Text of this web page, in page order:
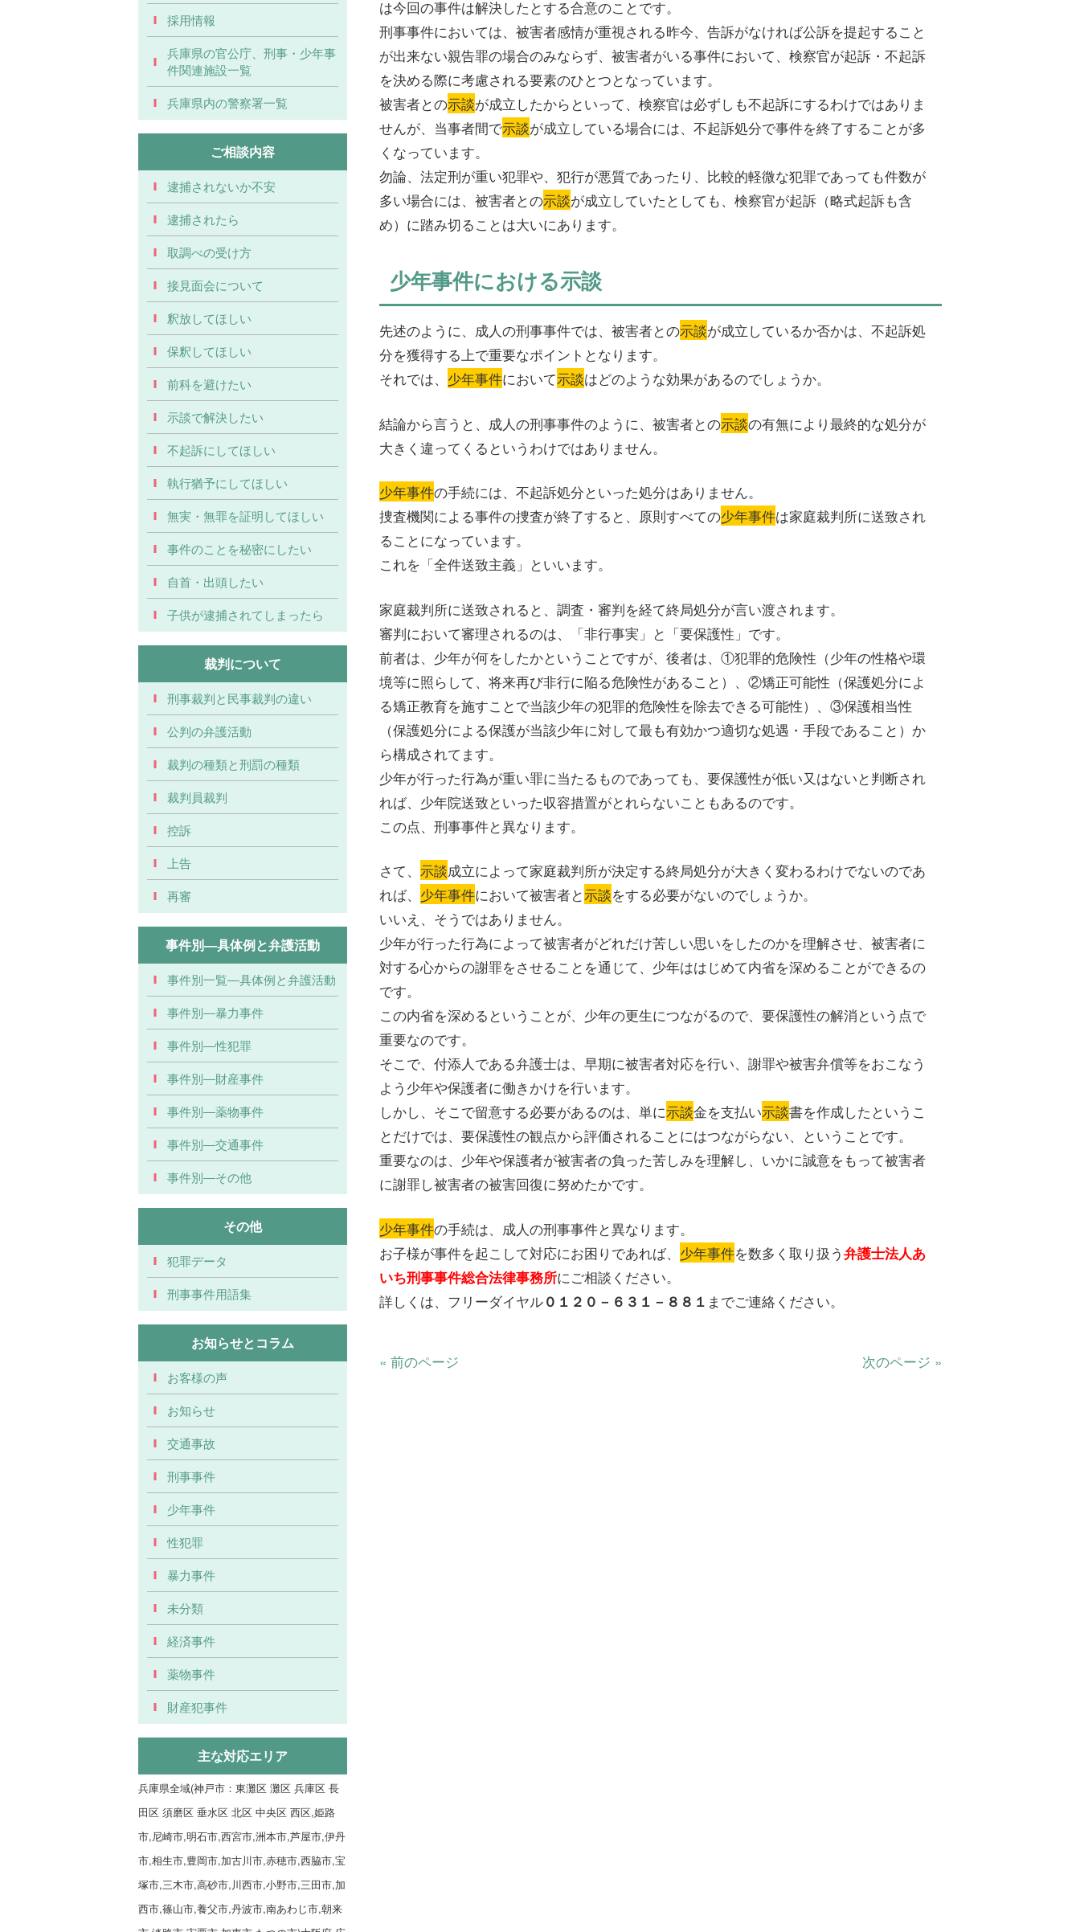
は今回の事件は解決したとする合意のことです。
刑事事件においては、被害者感情が重視される昨今、告訴がなければ公訴を提起すること
が出来ない親告罪の場合のみならず、被害者がいる事件において、検察官が起訴・不起訴
を決める際に考慮される要素のひとつとなっています。
被害者との示談が成立したからといって、検察官は必ずしも不起訴にするわけではありま
せんが、当事者間で示談が成立している場合には、不起訴処分で事件を終了することが多
くなっています。
勿論、法定刑が重い犯罪や、犯行が悪質であったり、比較的軽微な犯罪であっても件数が
多い場合には、被害者との示談が成立していたとしても、検察官が起訴（略式起訴も含
め）に踏み切ることは大いにあります。
少年事件における示談
先述のように、成人の刑事事件では、被害者との示談が成立しているか否かは、不起訴処
分を獲得する上で重要なポイントとなります。
それでは、 少年事件において示談はどのような効果があるのでしょうか。
結論から言うと、成人の刑事事件のように、被害者との示談の有無により最終的な処分が
大きく違ってくるというわけではありません。
少年事件の手続には、不起訴処分といった処分はありません。
捜査機関による事件の捜査が終了すると、原則すべての少年事件は家庭裁判所に送致され
ることになっています。
これを「全件送致主義」といいます。
家庭裁判所に送致されると、調査・審判を経て終局処分が言い渡されます。
審判において審理されるのは、「非行事実」と「要保護性」です。
前者は、少年が何をしたかということですが、後者は、①犯罪的危険性（少年の性格や環
境等に照らして、将来再び非行に陥る危険性があること）、②矯正可能性（保護処分によ
る矯正教育を施すことで当該少年の犯罪的危険性を除去できる可能性）、③保護相当性
（保護処分による保護が当該少年に対して最も有効かつ適切な処遇・手段であること）か
ら構成されてます。
少年が行った行為が重い罪に当たるものであっても、要保護性が低い又はないと判断され
れば、少年院送致といった収容措置がとれらないこともあるのです。
この点、刑事事件と異なります。
さて、 示談成立によって家庭裁判所が決定する終局処分が大きく変わるわけでないのであ
れば、 少年事件において被害者と示談をする必要がないのでしょうか。
いいえ、そうではありません。
少年が行った行為によって被害者がどれだけ苦しい思いをしたのかを理解させ、被害者に
対する心からの謝罪をさせることを通じて、少年ははじめて内省を深めることができるの
です。
この内省を深めるということが、少年の更生につながるので、要保護性の解消という点で
重要なのです。
そこで、付添人である弁護士は、早期に被害者対応を行い、謝罪や被害弁償等をおこなう
よう少年や保護者に働きかけを行います。
しかし、そこで留意する必要があるのは、単に示談金を支払い示談書を作成したというこ
とだけでは、要保護性の観点から評価されることにはつながらない、ということです。
重要なのは、少年や保護者が被害者の負った苦しみを理解し、いかに誠意をもって被害者
に謝罪し被害者の被害回復に努めたかです。
少年事件の手続は、成人の刑事事件と異なります。
お子様が事件を起こして対応にお困りであれば、 少年事件を数多く取り扱う弁護士法人あ
いち刑事事件総合法律事務所にご相談ください。
詳しくは、フリーダイヤル０１２０－６３１－８８１ までご連絡ください。
« 前のページ 次のページ »
採用情報
兵庫県の官公庁、刑事・少年事
件関連施設一覧
兵庫県内の警察署一覧
ご相談内容
逮捕されないか不安
逮捕されたら
取調べの受け方
接見面会について
釈放してほしい
保釈してほしい
前科を避けたい
示談で解決したい
不起訴にしてほしい
執行猶予にしてほしい
無実・無罪を証明してほしい
事件のことを秘密にしたい
自首・出頭したい
子供が逮捕されてしまったら
裁判について
刑事裁判と民事裁判の違い
公判の弁護活動
裁判の種類と刑罰の種類
裁判員裁判
控訴
上告
再審
事件別―具体例と弁護活動
事件別一覧―具体例と弁護活動
事件別―暴力事件
事件別―性犯罪
事件別―財産事件
事件別―薬物事件
事件別―交通事件
事件別―その他
その他
犯罪データ
刑事事件用語集
お知らせとコラム
お客様の声
お知らせ
交通事故
刑事事件
少年事件
性犯罪
暴力事件
未分類
経済事件
薬物事件
財産犯事件
主な対応エリア
兵庫県全域(神戸市：東灘区 灘区 兵庫区 長
田区 須磨区 垂水区 北区 中央区 西区,姫路
市,尼崎市,明石市,西宮市,洲本市,芦屋市,伊丹
市,相生市,豊岡市,加古川市,赤穂市,西脇市,宝
塚市,三木市,高砂市,川西市,小野市,三田市,加
西市,篠山市,養父市,丹波市,南あわじ市,朝来